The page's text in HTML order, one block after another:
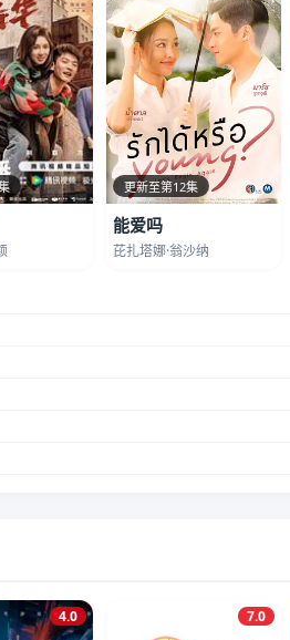
更新至第12集
能爱吗
芘扎塔娜·翁沙纳
4.0 7.0